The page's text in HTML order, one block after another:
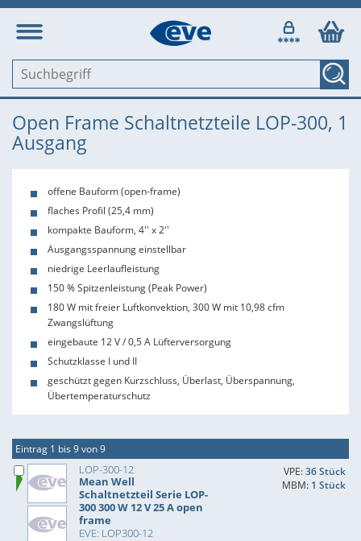
Open Frame Schaltnetzteile LOP-300, 1
Ausgang
offene Bauform (open-frame)
flaches Profil (25,4 mm)
kompakte Bauform, 4'' x 2''
Ausgangsspannung einstellbar
niedrige Leerlaufleistung
150 % Spitzenleistung (Peak Power)
180 W mit freier Luftkonvektion, 300 W mit 10,98 cfm
Zwangslüftung
eingebaute 12 V / 0,5 A Lüfterversorgung
Schutzklasse I und II
geschützt gegen Kurzschluss, Überlast, Überspannung,
Übertemperaturschutz
Eintrag 1 bis 9 von 9
LOP-300-12
Mean Well
Schaltnetzteil Serie LOP-
300 300 W 12 V 25 A open
frame
EVE: LOP300-12
VPE:36 Stück
MBM: 1 Stück